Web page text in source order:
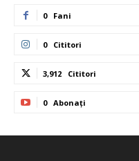
0 Fani
0 Cititori
3,912 Cititori
0 Abonați